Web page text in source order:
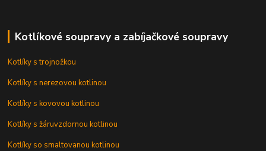
Kotlíkové soupravy a zabíjačkové soupravy
Kotlíky s trojnožkou
Kotlíky s nerezovou kotlinou
Kotlíky s kovovou kotlinou
Kotlíky s žáruvzdornou kotlinou
Kotlíky so smaltovanou kotlinou